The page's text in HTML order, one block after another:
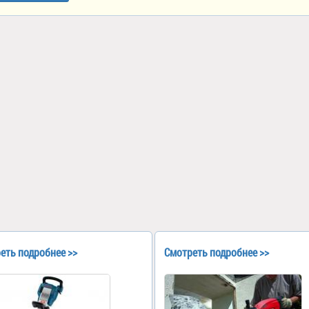
подробнее >> Смотреть подробнее >>